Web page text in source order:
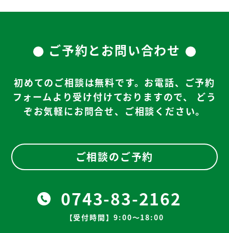
ご予約とお問い合わせ
初めてのご相談は無料です。お電話、ご予約
フォームより受け付けておりますので、
どう
ぞお気軽にお問合せ、ご相談ください。
ご相談のご予約
0743-83-2162
【受付時間】9:00～18:00